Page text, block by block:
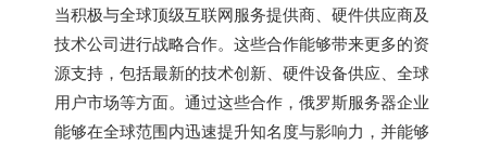
当积极与全球顶级互联网服务提供商、硬件供应商及
技术公司进行战略合作。这些合作能够带来更多的资
源支持，包括最新的技术创新、硬件设备供应、全球
用户市场等方面。通过这些合作，俄罗斯服务器企业
能够在全球范围内迅速提升知名度与影响力，并能够